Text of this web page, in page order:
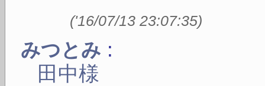
('16/07/13 23:07:35)
みつとみ :
田中様